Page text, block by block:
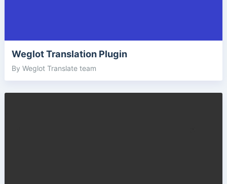
Weglot Translation Plugin
By Weglot Translate team